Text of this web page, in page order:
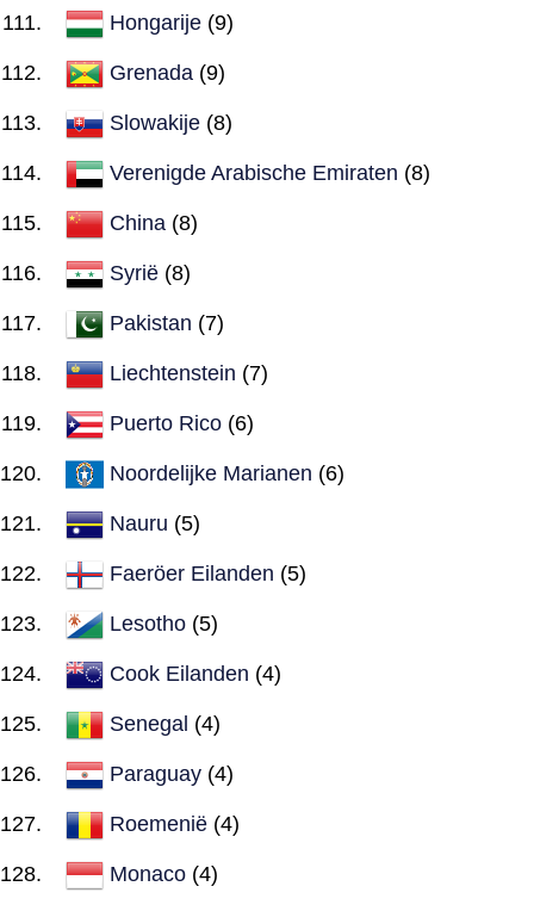
Hongarije (9)
Grenada (9)
Slowakije (8)
Verenigde Arabische Emiraten (8)
China (8)
Syrië (8)
Pakistan (7)
Liechtenstein (7)
Puerto Rico (6)
Noordelijke Marianen (6)
Nauru (5)
Faeröer Eilanden (5)
Lesotho (5)
Cook Eilanden (4)
Senegal (4)
Paraguay (4)
Roemenië (4)
Monaco (4)